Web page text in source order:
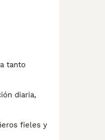
tanto
diaria,
fieles y